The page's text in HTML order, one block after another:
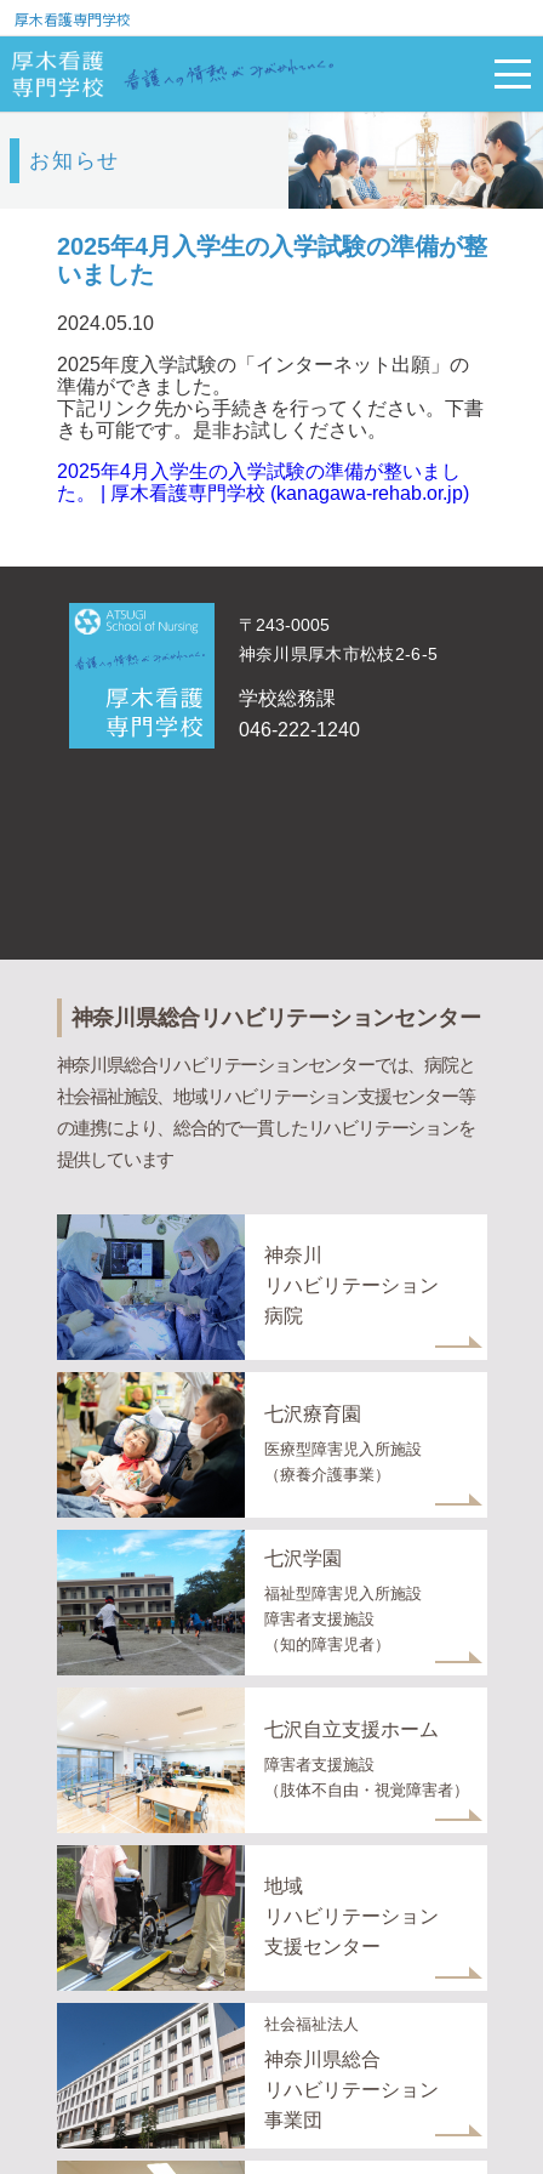
厚木看護専門学校
お知らせ
2025年4月入学生の入学試験の準備が整
いました
2024.05.10
2025年度入学試験の「インターネット出願」の
準備ができました。
下記リンク先から手続きを行ってください。下書
きも可能です。是非お試しください。
2025年4月入学生の入学試験の準備が整いまし
た。 | 厚木看護専門学校 (kanagawa-rehab.or.jp)
〒243-0005
神奈川県厚木市松枝2-6-5
学校総務課
046-222-1240
神奈川県総合リハビリテーションセンター
神奈川県総合リハビリテーションセンターでは、病院と
社会福祉施設、地域リハビリテーション支援センター等
の連携により、総合的で一貫したリハビリテーションを
提供しています
神奈川
リハビリテーション
病院
七沢療育園
医療型障害児入所施設
（療養介護事業）
七沢学園
福祉型障害児入所施設
障害者支援施設
（知的障害児者）
七沢自立支援ホーム
障害者支援施設
（肢体不自由・視覚障害者）
地域
リハビリテーション
支援センター
社会福祉法人
神奈川県総合
リハビリテーション
事業団